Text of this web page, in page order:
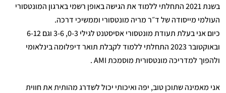
בשנת 2021 התחלתי ללמוד את הגישה באופן רשמי בארגון המונטסורי
העולמי מייסודה של ד״ר מריה מונטסורי וממשיכי דרכה.
כיום אני בעלת תעודת מונטסורי אסיסטנט לגילי 0-3, 3-6 וגם 6-12
ובאוקטובר 2023 התחלתי ללמוד לקבלת תואר דיפלומה בינלאומי
ולהפוך למדריכה מונטסורית מוסמכת AMI .
אני מאמינה שתוכן טוב, יפה ואיכותי יכול לשדרג מהותית את חווית